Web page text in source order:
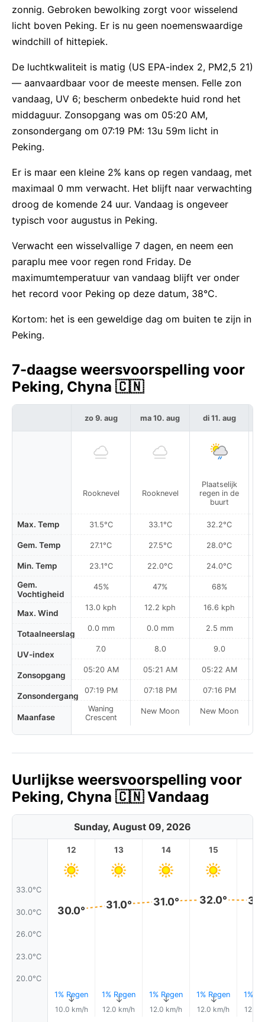
zonnig. Gebroken bewolking zorgt voor wisselend
licht boven Peking. Er is nu geen noemenswaardige
windchill of hittepiek.
De luchtkwaliteit is matig (US EPA-index 2, PM2,5 21)
— aanvaardbaar voor de meeste mensen. Felle zon
vandaag, UV 6; bescherm onbedekte huid rond het
middaguur. Zonsopgang was om 05:20 AM,
zonsondergang om 07:19 PM: 13u 59m licht in
Peking.
Er is maar een kleine 2% kans op regen vandaag, met
maximaal 0 mm verwacht. Het blijft naar verwachting
droog de komende 24 uur. Vandaag is ongeveer
typisch voor augustus in Peking.
Verwacht een wisselvallige 7 dagen, en neem een
paraplu mee voor regen rond Friday. De
maximumtemperatuur van vandaag blijft ver onder
het record voor Peking op deze datum, 38°C.
Kortom: het is een geweldige dag om buiten te zijn in
Peking.
7-daagse weersvoorspelling voor
Peking, Chyna 🇨🇳
Max. Temp
Gem. Temp
Min. Temp
Gem.
Vochtigheid
Max. Wind
Totaalneerslag
UV-index
Zonsopgang
Zonsondergang
Maanfase
zo 9. aug
Rooknevel
31.5°C
27.1°C
23.1°C
45%
13.0 kph
0.0 mm
7.0
05:20 AM
07:19 PM
Waning
Crescent
ma 10. aug
Rooknevel
33.1°C
27.5°C
22.0°C
47%
12.2 kph
0.0 mm
8.0
05:21 AM
07:18 PM
New Moon
di 11. aug
Plaatselijk
regen in de
buurt
32.2°C
28.0°C
24.0°C
68%
16.6 kph
2.5 mm
9.0
05:22 AM
07:16 PM
New Moon
Uurlijkse weersvoorspelling voor
Peking, Chyna 🇨🇳 Vandaag
Sunday, August 09, 2026
33.0°C
30.0°C
26.0°C
23.0°C
20.0°C
12
30.0°
1% Regen
↑
10.0 km/h
13
31.0°
1% Regen
↑
12.0 km/h
14
31.0°
1% Regen
↑
12.0 km/h
15
32.0°
1% Regen
↑
12.0 km/h
1%
12.0